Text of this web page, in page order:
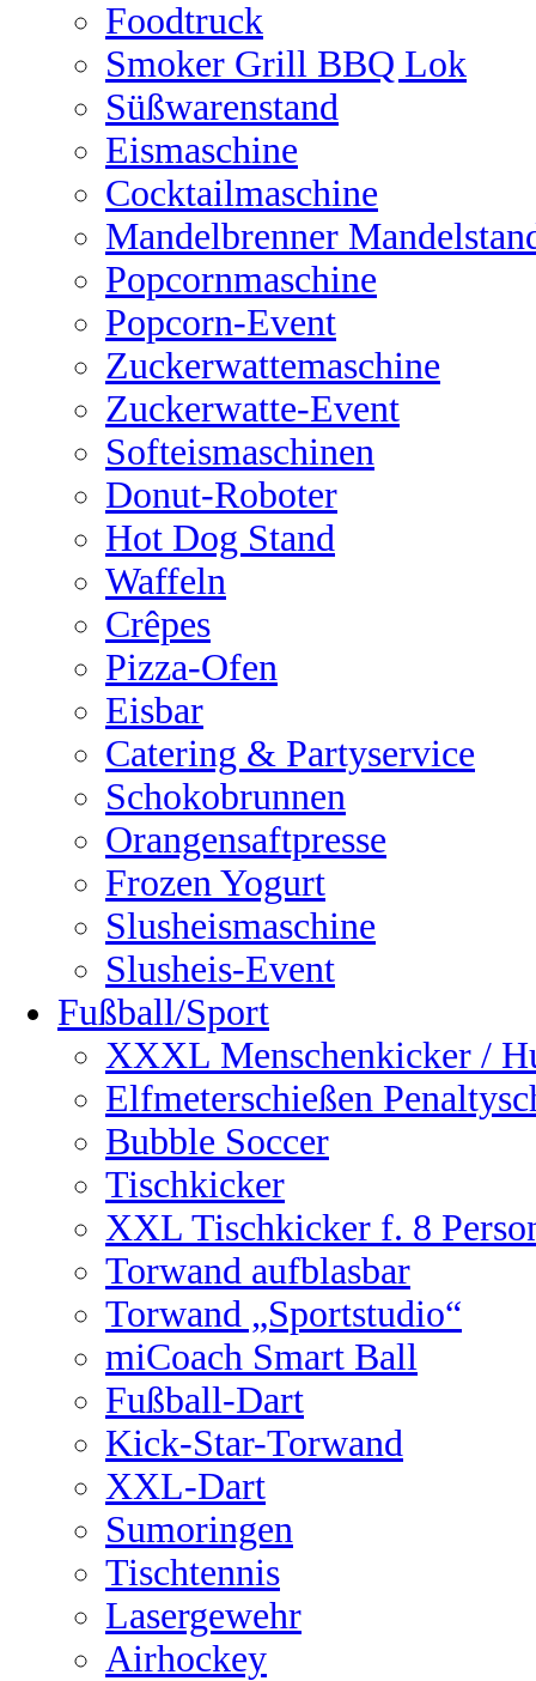
Foodtruck
Smoker Grill BBQ Lok
Süßwarenstand
Eismaschine
Cocktailmaschine
Mandelbrenner
Popcornmaschine
Popcorn-Event
Zuckerwattemaschine
Zuckerwatte-Event
Softeismaschinen
Donut-Roboter
Hot Dog Stand
Waffeln
Crêpes
Pizza-Ofen
Eisbar
Catering & Partyservice
Schokobrunnen
Orangensaftpresse
Frozen Yogurt
Slusheismaschine
Slusheis-Event
Fußball/Sport
XXXL Menschenkicker /
Elfmeterschießen
Bubble Soccer
Tischkicker
XXL Tischkicker f. 8
Torwand aufblasbar
Torwand „Sportstudio“
miCoach Smart Ball
Fußball-Dart
Kick-Star-Torwand
XXL-Dart
Sumoringen
Tischtennis
Lasergewehr
Airhockey